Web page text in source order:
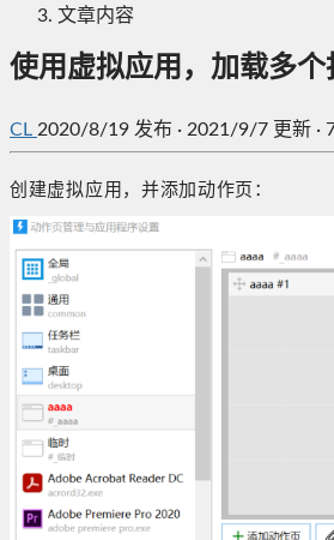
文章内容
使用虚拟应用，加载多
CL 2020/8/19 发布 · 2021/9/7 更新 ·
创建虚拟应用，并添加动作页：